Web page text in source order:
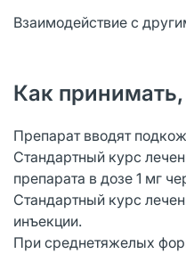
Взаимодействие с
Как
Препарат вводят
Стандартный курс
препарата в дозе 1 мг
Стандартный курс
инъекции.
При среднетяжелых